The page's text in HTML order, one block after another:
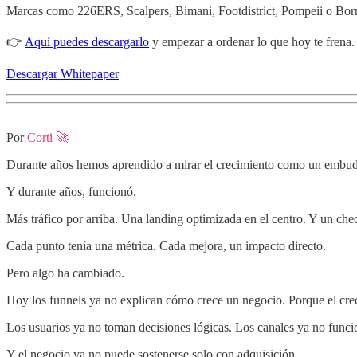
Marcas como 226ERS, Scalpers, Bimani, Footdistrict, Pompeii o
👉 Aquí puedes descargarlo y empezar a ordenar lo que hoy te frena.
Descargar Whitepaper
PorCorti 🚀
Durante años hemos aprendido a mirar el crecimiento como un
Y durante años, funcionó.
Más tráfico por arriba. Una landing optimizada en el centro. Y un
Cada punto tenía una métrica. Cada mejora, un impacto directo.
Pero algo ha cambiado.
Hoy los funnels ya no explican cómo crece un negocio. Porque el
Los usuarios ya no toman decisiones lógicas. Los canales ya no
Y el negocio ya no puede sostenerse solo con adquisición.